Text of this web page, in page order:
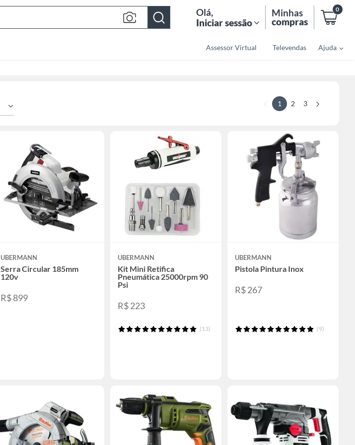
Bar
Olá,
Iniciar sessão
Minhas
compras
0
Assessor Virtual Televendas Ajuda
1 2 3
UBERMANN
Serra Circular 185mm
120v
R$ 899
UBERMANN
Kit Mini Retifica
Pneumática 25000rpm 90
Psi
R$ 223
(13)
UBERMANN
Pistola Pintura Inox
R$ 267
(9)